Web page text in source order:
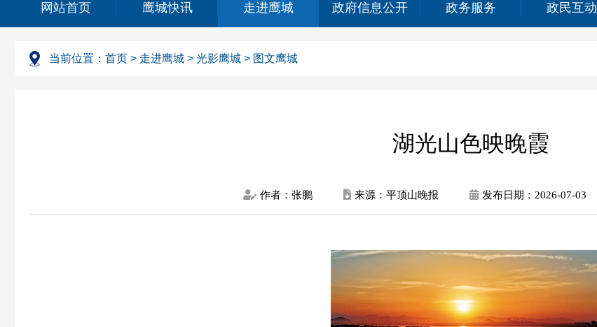
网站首页 鹰城快讯 走进鹰城 政府信息公开 政务服务 政民互动
当前位置： 首页 > 走进鹰城 > 光影鹰城 > 图文鹰城
湖光山色映晚霞
作者：张鹏 来源：平顶山晚报 发布日期： 2026-07-03